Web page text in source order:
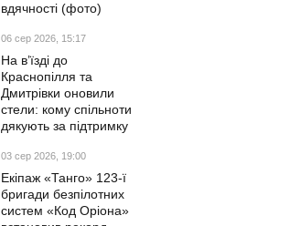
вдячності (фото)
06 сер 2026, 15:17
На в’їзді до
Краснопілля та
Дмитрівки оновили
стели: кому спільноти
дякують за підтримку
03 сер 2026, 19:00
Екіпаж «Танго» 123-ї
бригади безпілотних
систем «Код Оріона»